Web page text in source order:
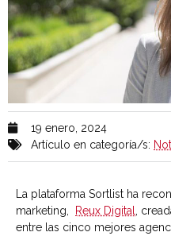
19 enero, 2024
Artículo en categoría/s:
La plataforma Sortlist ha
marketing,
Reux Digital
,
entre las cinco mejores